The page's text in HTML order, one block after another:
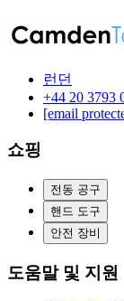
런던
‪+44 20 3793
[email
쇼핑
전동 공구
핸드 도구
안전 장비
도움말 및 지원